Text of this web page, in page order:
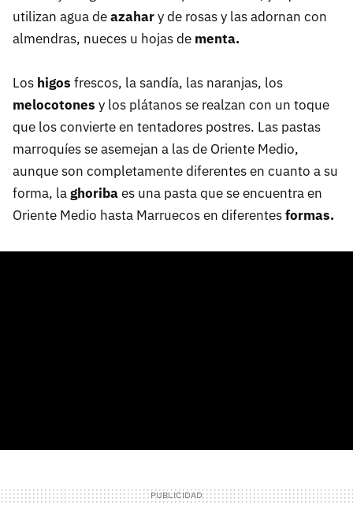
utilizan agua deazahary de rosas y las adornan con
almendras, nueces u hojas de menta.
Los higos frescos, la sandía, las naranjas, los
melocotones y los plátanos se realzan con un toque
que los convierte en tentadores postres. Las pastas
marroquíes se asemejan a las de Oriente Medio,
aunque son completamente diferentes en cuanto a su
forma, laghoribaes una pasta que se encuentra en
Oriente Medio hasta Marruecos en diferentesformas.